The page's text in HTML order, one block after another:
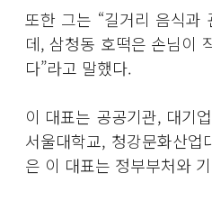
또한 그는 “길거리 음식과
데, 삼청동 호떡은 손님이
다”라고 말했다.
이 대표는 공공기관, 대기
서울대학교, 청강문화산
은 이 대표는 정부부처와